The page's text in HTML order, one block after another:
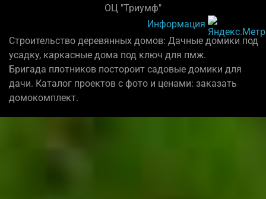
ОЦ "Триумф"
Информация
Строительство деревянных домов: Дачные домики под
усадку, каркасные дома под ключ для пмж.
Бригада плотников постороит садовые домики для
дачи. Каталог проектов с фото и ценами: заказать
домокомплект.